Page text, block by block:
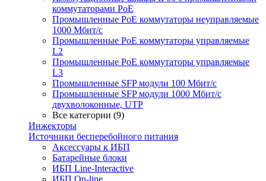
коммутаторами PoE
Промышленные PoE коммутаторы неуправляемые
1000 Мбит/с
Промышленные PoE коммутаторы управляемые
L2
Промышленные PoE коммутаторы управляемые
L3
Промышленные SFP модули 100 Мбит/c
Промышленные SFP модули 1000 Мбит/c
двухволоконные, UTP
Все категории (9)
Инжекторы
Источники бесперебойного питания
Аксессуары к ИБП
Батарейные блоки
ИБП Line-Interactive
ИБП On-line